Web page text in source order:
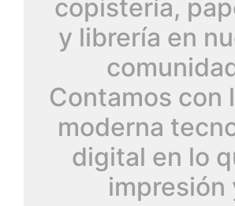
copistería,
y librería en
Contamos con
moderna
digital en lo
impresión